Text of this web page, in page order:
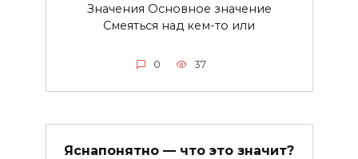
Значения Основное значение
Смеяться над кем-то или
0 37
Яснапонятно — что это значит?